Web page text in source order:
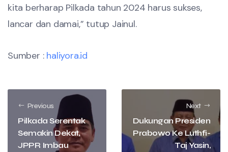
kita berharap Pilkada tahun 2024 harus sukses,
lancar dan damai,” tutup Jainul.
Sumber : haliyora.id
Previous
Pilkada Serentak
Semakin Dekat,
JPPR Imbau
Next
Dukungan Presiden
Prabowo Ke Luthfi-
Taj Yasin,